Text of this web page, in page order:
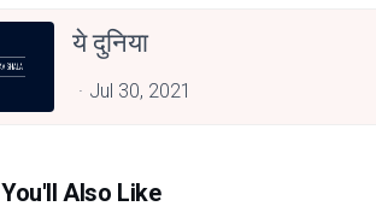
ये दुनिया
Jul 30, 2021
You'll Also Like